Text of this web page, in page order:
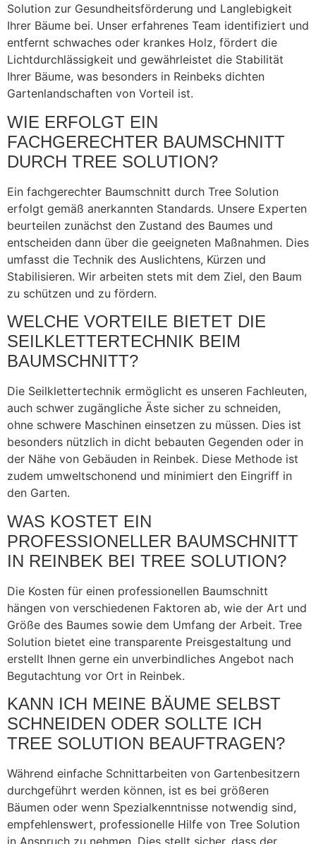
Solution zur Gesundheitsförderung und Langlebigkeit
Ihrer Bäume bei. Unser erfahrenes Team identifiziert und
entfernt schwaches oder krankes Holz, fördert die
Lichtdurchlässigkeit und gewährleistet die Stabilität
Ihrer Bäume, was besonders in Reinbeks dichten
Gartenlandschaften von Vorteil ist.
WIE ERFOLGT EIN
FACHGERECHTER BAUMSCHNITT
DURCH TREE SOLUTION?
Ein fachgerechter Baumschnitt durch Tree Solution
erfolgt gemäß anerkannten Standards. Unsere Experten
beurteilen zunächst den Zustand des Baumes und
entscheiden dann über die geeigneten Maßnahmen. Dies
umfasst die Technik des Auslichtens, Kürzen und
Stabilisieren. Wir arbeiten stets mit dem Ziel, den Baum
zu schützen und zu fördern.
WELCHE VORTEILE BIETET DIE
SEILKLETTERTECHNIK BEIM
BAUMSCHNITT?
Die Seilklettertechnik ermöglicht es unseren Fachleuten,
auch schwer zugängliche Äste sicher zu schneiden,
ohne schwere Maschinen einsetzen zu müssen. Dies ist
besonders nützlich in dicht bebauten Gegenden oder in
der Nähe von Gebäuden in Reinbek. Diese Methode ist
zudem umweltschonend und minimiert den Eingriff in
den Garten.
WAS KOSTET EIN
PROFESSIONELLER BAUMSCHNITT
IN REINBEK BEI TREE SOLUTION?
Die Kosten für einen professionellen Baumschnitt
hängen von verschiedenen Faktoren ab, wie der Art und
Größe des Baumes sowie dem Umfang der Arbeit. Tree
Solution bietet eine transparente Preisgestaltung und
erstellt Ihnen gerne ein unverbindliches Angebot nach
Begutachtung vor Ort in Reinbek.
KANN ICH MEINE BÄUME SELBST
SCHNEIDEN ODER SOLLTE ICH
TREE SOLUTION BEAUFTRAGEN?
Während einfache Schnittarbeiten von Gartenbesitzern
durchgeführt werden können, ist es bei größeren
Bäumen oder wenn Spezialkenntnisse notwendig sind,
empfehlenswert, professionelle Hilfe von Tree Solution
in Anspruch zu nehmen. Dies stellt sicher, dass der